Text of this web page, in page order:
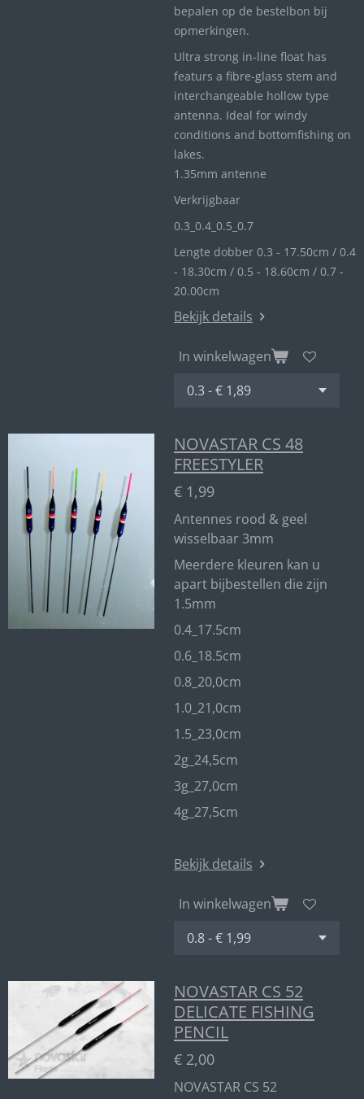
bepalen op de bestelbon bij
opmerkingen.
Ultra strong in-line float has
featurs a fibre-glass stem and
interchangeable hollow type
antenna. Ideal for windy
conditions and bottomfishing on
lakes.
1.35mm antenne
Verkrijgbaar
0.3_ 0.4_ 0.5_0.7
Lengte dobber 0.3 - 17.50cm / 0.4
- 18.30cm / 0.5 - 18.60cm / 0.7 -
20.00cm
Bekijk details
In winkelwagen
NOVASTAR CS 48
FREESTYLER
€ 1,99
Antennes rood & geel
wisselbaar 3mm
Meerdere kleuren kan u
apart bijbestellen die zijn
1.5mm
0.4_17.5cm
0.6_18.5cm
0.8_20,0cm
1.0_21,0cm
1.5_23,0cm
2g_24,5cm
3g_27,0cm
4g_27,5cm
Bekijk details
In winkelwagen
NOVASTAR CS 52
DELICATE FISHING
PENCIL
€ 2,00
NOVASTAR CS 52